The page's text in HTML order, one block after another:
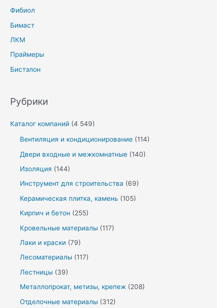
Фибиол
Бимаст
ЛКМ
Праймеры
Бистэлон
Рубрики
Каталог компаний (4 549)
Вентиляция и кондиционирование (114)
Двери входные и межкомнатные (140)
Изоляция (144)
Инструмент для строительства (69)
Керамическая плитка, камень (105)
Кирпич и бетон (255)
Кровельные материалы (117)
Лаки и краски (79)
Лесоматериалы (117)
Лестницы (39)
Металлопрокат, метизы, крепеж (208)
Отделочные материалы (312)